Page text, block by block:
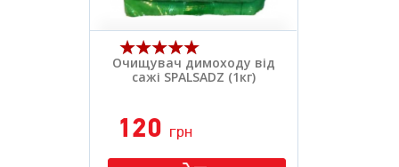
Очищувач димоходу від
сажі SPALSADZ (1кг)
120 грн